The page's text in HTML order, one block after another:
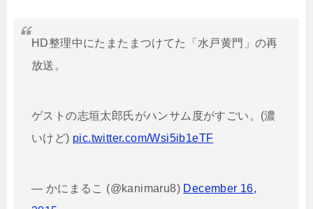
HD整理中にたまたまつけてた「水戸黄門」の再
放送。
ゲストの志垣太郎氏がハンサム度がすごい。(濃
いけど) pic.twitter.com/Wsi5ib1eTF
— かにまるこ (@kanimaru8) December 16,